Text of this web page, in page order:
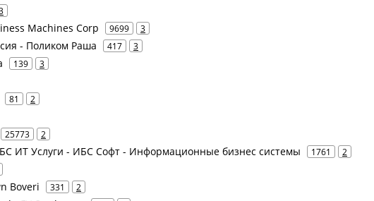
Machines Corp 9699 3
- Поликом Раша 417 3
139 3
81 2
25773 2
ИТ Услуги - ИБС Софт - Информационные бизнес системы 1761 2
Boveri 331 2